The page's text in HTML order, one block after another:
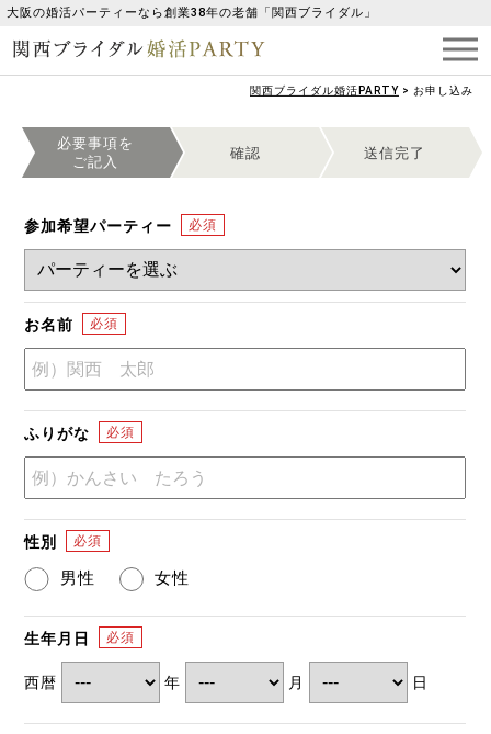
大阪の婚活パーティーなら創業38年の老舗「関西ブライダル」
関西ブライダル婚活PARTY > お申し込み
必要事項を
ご記入
確認 送信完了
参加希望パーティー
お名前
ふりがな
性別
男性 女性
生年月日
西暦 年 月 日